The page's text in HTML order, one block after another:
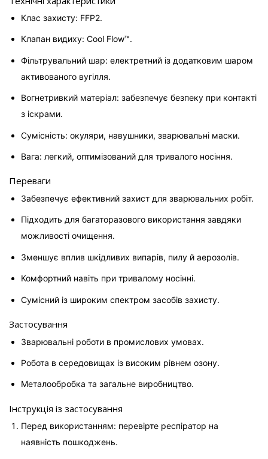
Клас захисту: FFP2.
Клапан видиху: Cool Flow™.
Фільтрувальний шар: електретний із додатковим шаром
активованого вугілля.
Вогнетривкий матеріал: забезпечує безпеку при контакті
з іскрами.
Сумісність: окуляри, навушники, зварювальні маски.
Вага: легкий, оптимізований для тривалого носіння.
Переваги
Забезпечує ефективний захист для зварювальних робіт.
Підходить для багаторазового використання завдяки
можливості очищення.
Зменшує вплив шкідливих випарів, пилу й аерозолів.
Комфортний навіть при тривалому носінні.
Сумісний із широким спектром засобів захисту.
Застосування
Зварювальні роботи в промислових умовах.
Робота в середовищах із високим рівнем озону.
Металообробка та загальне виробництво.
Інструкція із застосування
Перед використанням: перевірте респіратор на
наявність пошкоджень.